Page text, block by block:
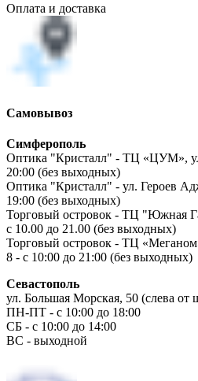
Оплата и доставка
Самовывоз
Симферополь
Оптика "Кристалл" - ТЦ «ЦУМ»,
20:00 (без выходных)
Оптика "Кристалл" - ул. Героев
19:00 (без выходных)
Торговый островок - ТЦ "Южная
с 10.00 до 21.00 (без выходных)
Торговый островок - ТЦ
8 - с 10:00 до 21:00 (без выходных)
Севастополь
ул. Большая Морская, 50 (слева от
ПН-ПТ - с 10:00 до 18:00
СБ - с 10:00 до 14:00
ВС - выходной